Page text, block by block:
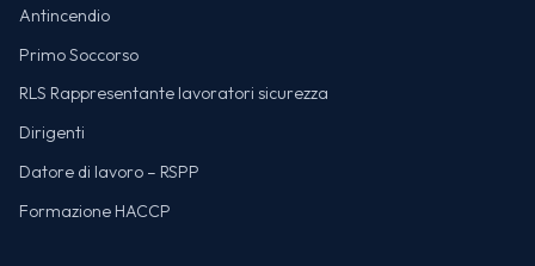
Antincendio
Primo Soccorso
RLS Rappresentante lavoratori sicurezza
Dirigenti
Datore di lavoro – RSPP
Formazione HACCP